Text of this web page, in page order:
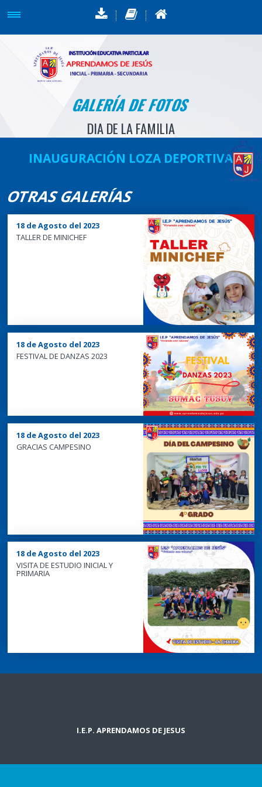
GALERÍA DE FOTOS
DIA DE LA FAMILIA
INAUGURACIÓN LOZA DEPORTIVA
OTRAS GALERÍAS
18 de Agosto del 2023
TALLER DE MINICHEF
18 de Agosto del 2023
FESTIVAL DE DANZAS 2023
18 de Agosto del 2023
GRACIAS CAMPESINO
18 de Agosto del 2023
VISITA DE ESTUDIO INICIAL Y
PRIMARIA
I.E.P. APRENDAMOS DE JESUS